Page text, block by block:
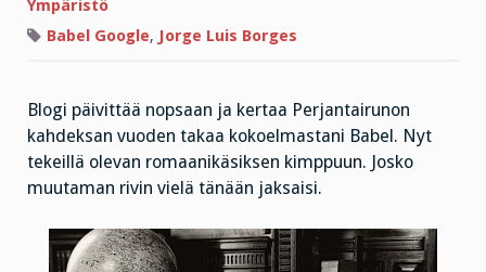
Ympäristö
Babel Google, Jorge Luis Borges
Blogi päivittää nopsaan ja kertaa Perjantairunon
kahdeksan vuoden takaa kokoelmastani Babel. Nyt
tekeillä olevan romaanikäsiksen kimppuun. Josko
muutaman rivin vielä tänään jaksaisi.